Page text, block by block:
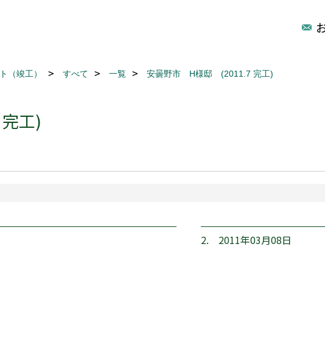
（竣工） すべて 一覧 安曇野市 H様邸 (2011.7 完工)
工)
2. 2011年03月08日